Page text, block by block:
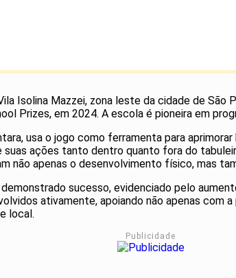
Isolina Mazzei, zona leste da cidade de
Prizes, em 2024. A escola é pioneira em
usa o jogo como ferramenta para
ações tanto dentro quanto fora do
não apenas o desenvolvimento físico, mas
sucesso, evidenciado pelo
ativamente, apoiando não apenas com
local.
Publicidade